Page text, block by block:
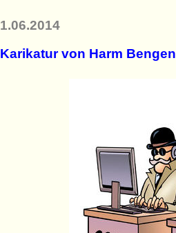
1.06.2014
Karikatur von Harm Bengen